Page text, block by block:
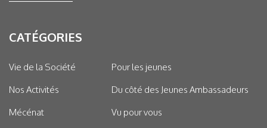
CATÉGORIES
Vie de la Société
Nos Activités
Mécénat
Pour les jeunes
Du côté des Jeunes Ambassadeurs
Vu pour vous